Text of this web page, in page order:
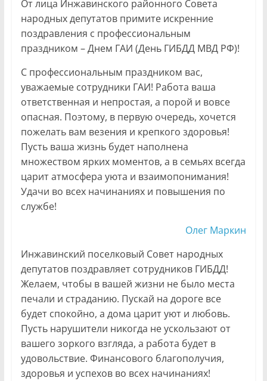
От лица Инжавинского районного Совета
народных депутатов примите искренние
поздравления с профессиональным
праздником – Днем ГАИ (День ГИБДД МВД РФ)!
С профессиональным праздником вас,
уважаемые сотрудники ГАИ! Работа ваша
ответственная и непростая, а порой и вовсе
опасная. Поэтому, в первую очередь, хочется
пожелать вам везения и крепкого здоровья!
Пусть ваша жизнь будет наполнена
множеством ярких моментов, а в семьях всегда
царит атмосфера уюта и взаимопонимания!
Удачи во всех начинаниях и повышения по
службе!
Олег Маркин
Инжавинский поселковый Совет народных
депутатов поздравляет сотрудников ГИБДД!
Желаем, чтобы в вашей жизни не было места
печали и страданию. Пускай на дороге все
будет спокойно, а дома царит уют и любовь.
Пусть нарушители никогда не ускользают от
вашего зоркого взгляда, а работа будет в
удовольствие. Финансового благополучия,
здоровья и успехов во всех начинаниях!